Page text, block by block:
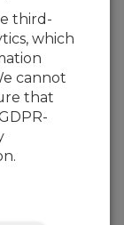
third-
which
cannot
that